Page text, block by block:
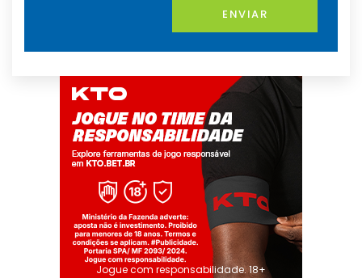
ENVIAR
Jogue com responsabilidade. 18+